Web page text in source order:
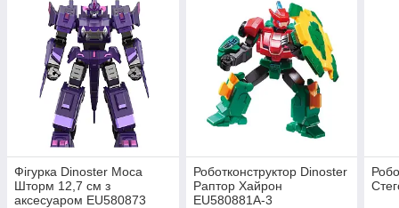
Фігурка Dinoster Моса
Шторм 12,7 см з
аксесуаром EU580873
Роботконструктор Dinoster
Раптор Хайрон
EU580881A-3